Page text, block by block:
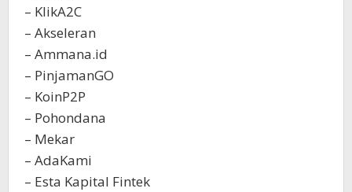
– KlikA2C
– Akseleran
– Ammana.id
– PinjamanGO
– KoinP2P
– Pohondana
– Mekar
– AdaKami
– Esta Kapital Fintek